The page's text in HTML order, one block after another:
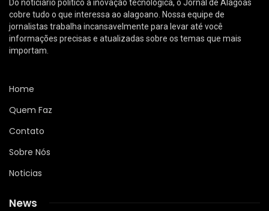
Do noticiário político à inovação tecnológica, o Jornal de Alagoas
cobre tudo o que interessa ao alagoano. Nossa equipe de
jornalistas trabalha incansavelmente para levar até você
informações precisas e atualizadas sobre os temas que mais
importam.
Home
Quem Faz
Contato
Sobre Nós
Noticias
News